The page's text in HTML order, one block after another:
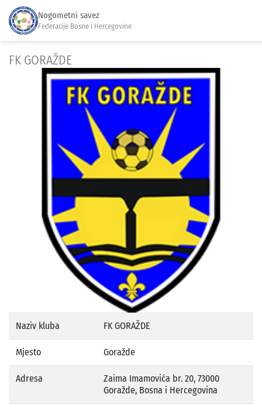
Nogometni savez
Federacije Bosne i Hercegovine
FK GORAŽDE
Naziv kluba FK GORAŽDE
Mjesto Goražde
Adresa
Zaima Imamovića br. 20, 73000
Goražde, Bosna i Hercegovina